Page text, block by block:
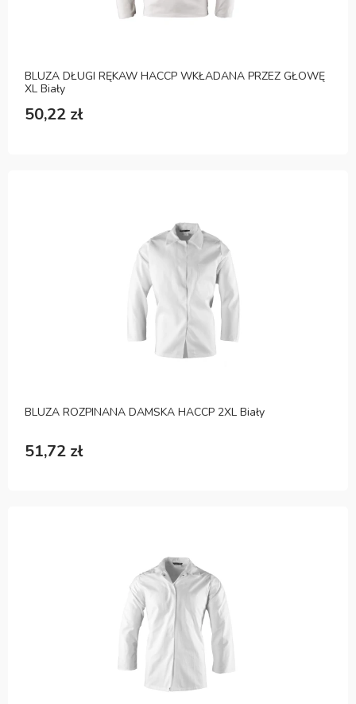
BLUZA DŁUGI RĘKAW HACCP WKŁADANA PRZEZ GŁOWĘ
XL Biały
50,22 zł
BLUZA ROZPINANA DAMSKA HACCP 2XL Biały
51,72 zł